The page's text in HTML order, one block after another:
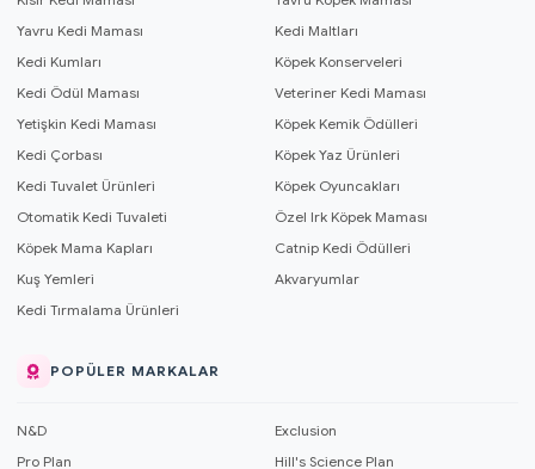
Yavru Kedi Maması
Kedi Maltları
Kedi Kumları
Köpek Konserveleri
Kedi Ödül Maması
Veteriner Kedi Maması
Yetişkin Kedi Maması
Köpek Kemik Ödülleri
Kedi Çorbası
Köpek Yaz Ürünleri
Kedi Tuvalet Ürünleri
Köpek Oyuncakları
Otomatik Kedi Tuvaleti
Özel Irk Köpek Maması
Köpek Mama Kapları
Catnip Kedi Ödülleri
Kuş Yemleri
Akvaryumlar
Kedi Tırmalama Ürünleri
POPÜLER MARKALAR
N&D
Exclusion
Pro Plan
Hill's Science Plan